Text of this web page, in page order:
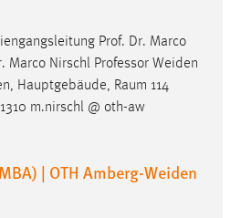
Prof. Dr. Marco
Marco Nirschl Professor Weiden
Hauptgebäude, Raum 114
m.nirschl @ oth-aw
| OTH Amberg-Weiden